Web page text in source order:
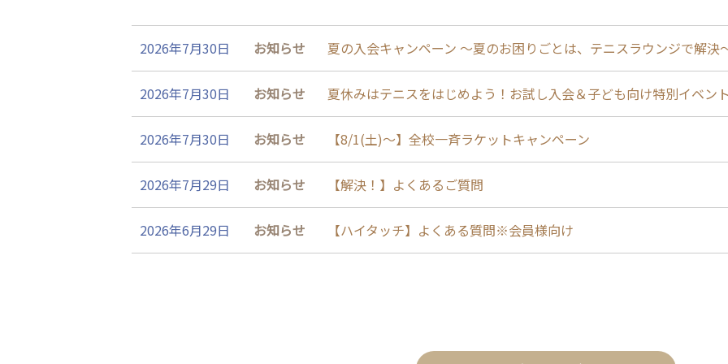
2026年7月30日 お知らせ 夏の入会キャンペーン ～夏のお困りごとは、テニスラウンジで解決
2026年7月30日 お知らせ 夏休みはテニスをはじめよう！お試し入会＆子ども向け特別イベン
2026年7月30日 お知らせ 【8/1(土)〜】全校一斉ラケットキャンペーン
2026年7月29日 お知らせ 【解決！】よくあるご質問
2026年6月29日 お知らせ 【ハイタッチ】よくある質問※会員様向け